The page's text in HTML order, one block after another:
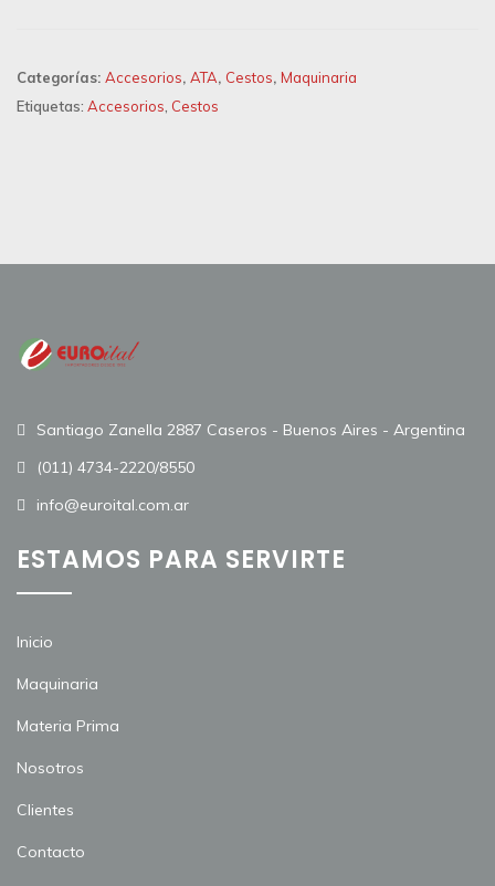
Categorías: Accesorios, ATA, Cestos, Maquinaria
Etiquetas: Accesorios, Cestos
Santiago Zanella 2887 Caseros - Buenos Aires - Argentina
(011) 4734-2220/8550
info@euroital.com.ar
ESTAMOS PARA SERVIRTE
Inicio
Maquinaria
Materia Prima
Nosotros
Clientes
Contacto